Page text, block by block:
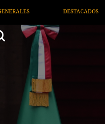
SALUD